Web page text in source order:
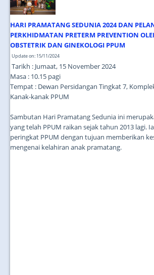
HARI PRAMATANG SEDUNIA 2024 DAN
PERKHIDMATAN PRETERM PREVENTION
OBSTETRIK DAN GINEKOLOGI PPUM
Update on: 15/11/2024
Tarikh : Jumaat, 15 November 2024
Masa : 10.15 pagi
Tempat : Dewan Persidangan Tingkat 7,
Kanak-kanak PPUM
Sambutan Hari Pramatang Sedunia ini
yang telah PPUM raikan sejak tahun 2013 lagi.
peringkat PPUM dengan tujuan memberikan
mengenai kelahiran anak pramatang.